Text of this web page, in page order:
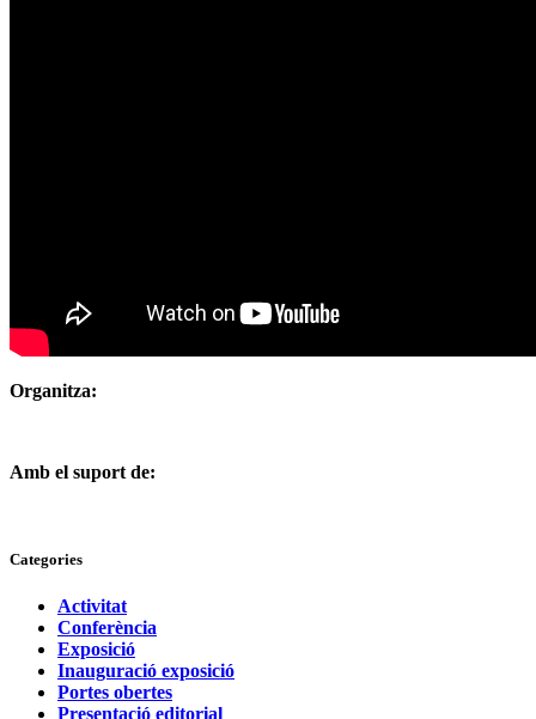
Organitza:
Amb el suport de:
Categories
Activitat
Conferència
Exposició
Inauguració exposició
Portes obertes
Presentació editorial